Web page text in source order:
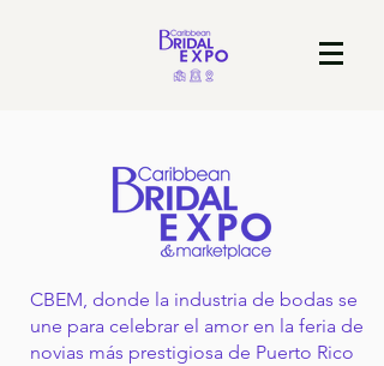
CBEM, donde la industria de bodas se
une para celebrar el amor en la feria de
novias más prestigiosa de Puerto Rico